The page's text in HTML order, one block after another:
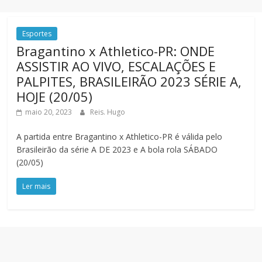
Esportes
Bragantino x Athletico-PR: ONDE
ASSISTIR AO VIVO, ESCALAÇÕES E
PALPITES, BRASILEIRÃO 2023 SÉRIE A,
HOJE (20/05)
maio 20, 2023 Reis. Hugo
A partida entre Bragantino x Athletico-PR é válida pelo
Brasileirão da série A DE 2023 e A bola rola SÁBADO
(20/05)
Ler mais